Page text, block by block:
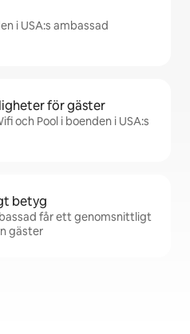
i USA:s ambassad
för gäster
och Pool i boenden i USA:s
betyg
får ett genomsnittligt
gäster